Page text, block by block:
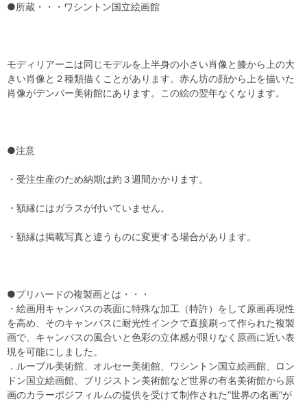
●所蔵・・・ワシントン国立絵画館
モディリアーニは同じモデルを上半身の小さい肖像と膝から上の大
きい肖像と２種類描くことがあります。赤ん坊の顔から上を描いた
肖像がデンバー美術館にあります。この絵の翌年なくなります。
●注意
・受注生産のため納期は約３週間かかります。
・額縁にはガラスが付いていません。
・額縁は掲載写真と違うものに変更する場合があります。
●プリハードの複製画とは・・・
・絵画用キャンバスの表面に特殊な加工（特許）をして原画再現性
を高め、そのキャンバスに耐光性インクで直接刷って作られた複製
画で、キャンバスの風合いと色彩の立体感が限りなく原画に近い表
現を可能にしました。
．ルーブル美術館、オルセー美術館、ワシントン国立絵画館、ロン
ドン国立絵画館、ブリジストン美術館など世界の有名美術館から原
画のカラーポジフィルムの提供を受けて制作された“世界の名画”が